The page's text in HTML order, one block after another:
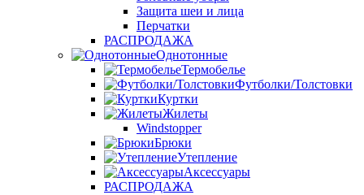
Защита шеи и лица
Перчатки
РАСПРОДАЖА
Однотонные
Термобелье
Футболки/Толстовки
Куртки
Жилеты
Windstopper
Брюки
Утепление
Аксессуары
РАСПРОДАЖА